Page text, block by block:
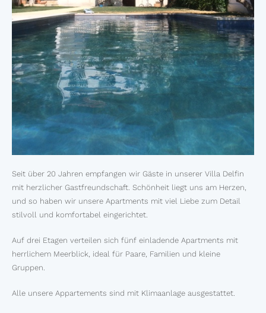
Seit über 20 Jahren empfangen wir Gäste in unserer Villa Delfin
mit herzlicher Gastfreundschaft. Schönheit liegt uns am Herzen,
und so haben wir unsere Apartments mit viel Liebe zum Detail
stilvoll und komfortabel eingerichtet.
Auf drei Etagen verteilen sich fünf einladende Apartments mit
herrlichem Meerblick, ideal für Paare, Familien und kleine
Gruppen.
Alle unsere Appartements sind mit Klimaanlage ausgestattet.